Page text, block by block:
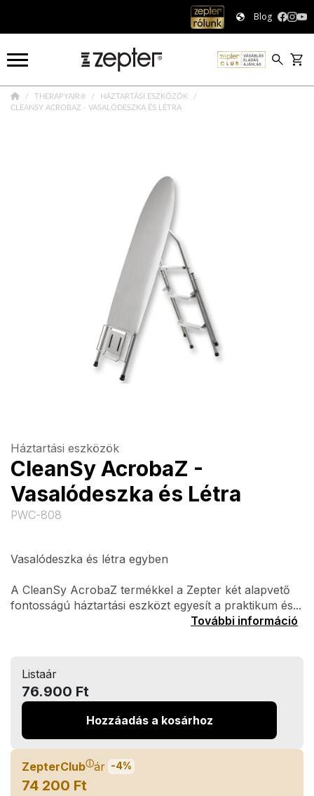
Blog
THERAPYAIR®
HÁZTARTÁSI ESZKÖZÖK
CLEANSY ACROBAZ - VASALÓDESZKA ÉS LÉTRA
Háztartási eszközök
CleanSy AcrobaZ -
Vasalódeszka és Létra
PWC-808
Vasalódeszka és létra egyben
A CleanSy AcrobaZ termékkel a Zepter két alapvető
fontosságú háztartási eszközt egyesít a praktikum és...
További információ
Listaár
76.900 Ft
Hozzáadás a kosárhoz
ZepterClubⓘár -4%
74 200 Ft